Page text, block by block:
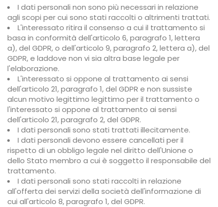
I dati personali non sono più necessari in relazione
agli scopi per cui sono stati raccolti o altrimenti trattati.
L'interessato ritira il consenso a cui il trattamento si
basa in conformità dell'articolo 6, paragrafo 1, lettera
a), del GDPR, o dell'articolo 9, paragrafo 2, lettera a), del
GDPR, e laddove non vi sia altra base legale per
l'elaborazione.
L'interessato si oppone al trattamento ai sensi
dell'articolo 21, paragrafo 1, del GDPR e non sussiste
alcun motivo legittimo legittimo per il trattamento o
l'interessato si oppone al trattamento ai sensi
dell'articolo 21, paragrafo 2, del GDPR.
I dati personali sono stati trattati illecitamente.
I dati personali devono essere cancellati per il
rispetto di un obbligo legale nel diritto dell'Unione o
dello Stato membro a cui è soggetto il responsabile del
trattamento.
I dati personali sono stati raccolti in relazione
all'offerta dei servizi della società dell'informazione di
cui all'articolo 8, paragrafo 1, del GDPR.